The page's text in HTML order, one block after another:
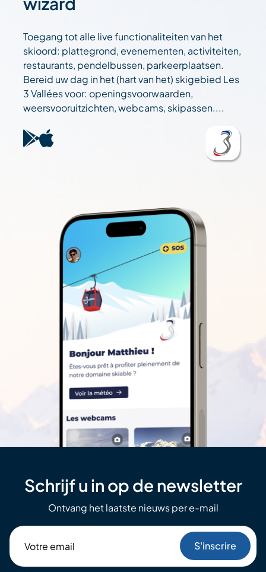
Toegang tot alle live functionaliteiten van het
skioord: plattegrond, evenementen, activiteiten,
restaurants, pendelbussen, parkeerplaatsen.
Bereid uw dag in het (hart van het) skigebied Les
3 Vallées voor: openingsvoorwaarden,
weersvooruitzichten, webcams, skipassen....
Schrijf u in op de newsletter
Ontvang het laatste nieuws per e-mail
email